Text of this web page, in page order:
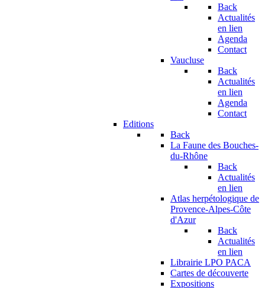
Back
Actualités
en lien
Agenda
Contact
Vaucluse
Back
Actualités
en lien
Agenda
Contact
Editions
Back
La Faune des Bouches-
du-Rhône
Back
Actualités
en lien
Atlas herpétologique de
Provence-Alpes-Côte
d'Azur
Back
Actualités
en lien
Librairie LPO PACA
Cartes de découverte
Expositions